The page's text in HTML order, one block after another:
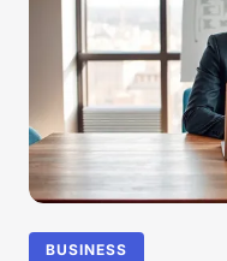
BUSINESS